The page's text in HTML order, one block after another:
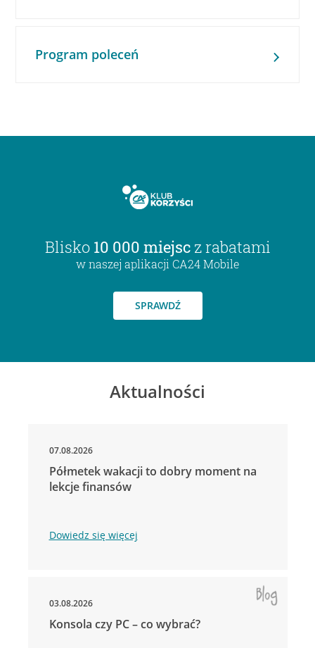
Program poleceń
Blisko 10 000 miejsc z rabatami
w naszej aplikacji CA24 Mobile
SPRAWDŹ
Aktualności
07.08.2026
Półmetek wakacji to dobry moment na
lekcje finansów
Dowiedz się więcej
03.08.2026
Konsola czy PC – co wybrać?